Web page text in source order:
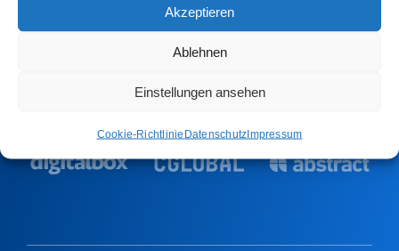
Akzeptieren
Ablehnen
Einstellungen ansehen
Cookie-Richtlinie DatenschutzImpressum
Trusted by some of the biggest brands